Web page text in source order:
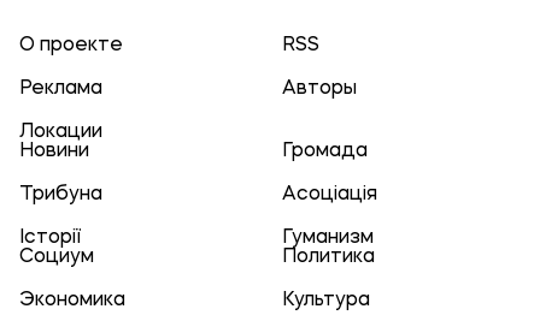
О проекте RSS
Реклама Авторы
Локации
Новини
Громада
Трибуна Асоціація
Історії
Гуманизм
Социум
Политика
Экономика Культура